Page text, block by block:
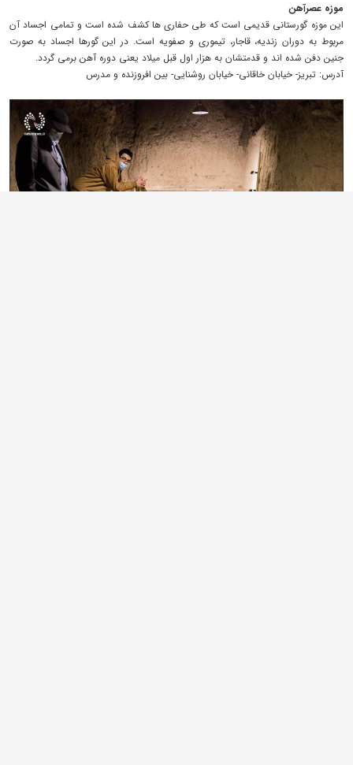
موزه عصرآهن
این موزه گورستانی قدیمی است که طی حفاری ها کشف شده است و تمامی اجساد آن
مربوط به دوران زندیه، قاجار، تیموری و صفویه است. در این گورها اجساد به صورت
جنین دفن شده اند و قدمتشان به هزار اول قبل میلاد یعنی دوره آهن برمی گردد.
آدرس: تبریز- خیابان خاقانی- خیابان روشنایی- بین افروزنده و مدرس